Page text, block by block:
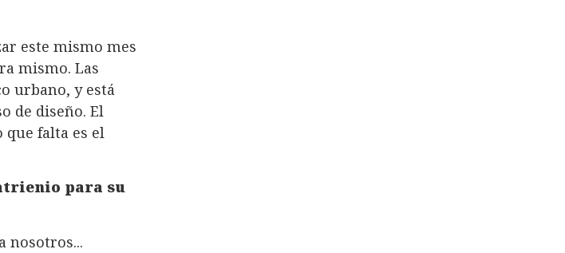
este mismo mes
mismo. Las
urbano, y está
de diseño. El
falta es el
para su
nosotros...